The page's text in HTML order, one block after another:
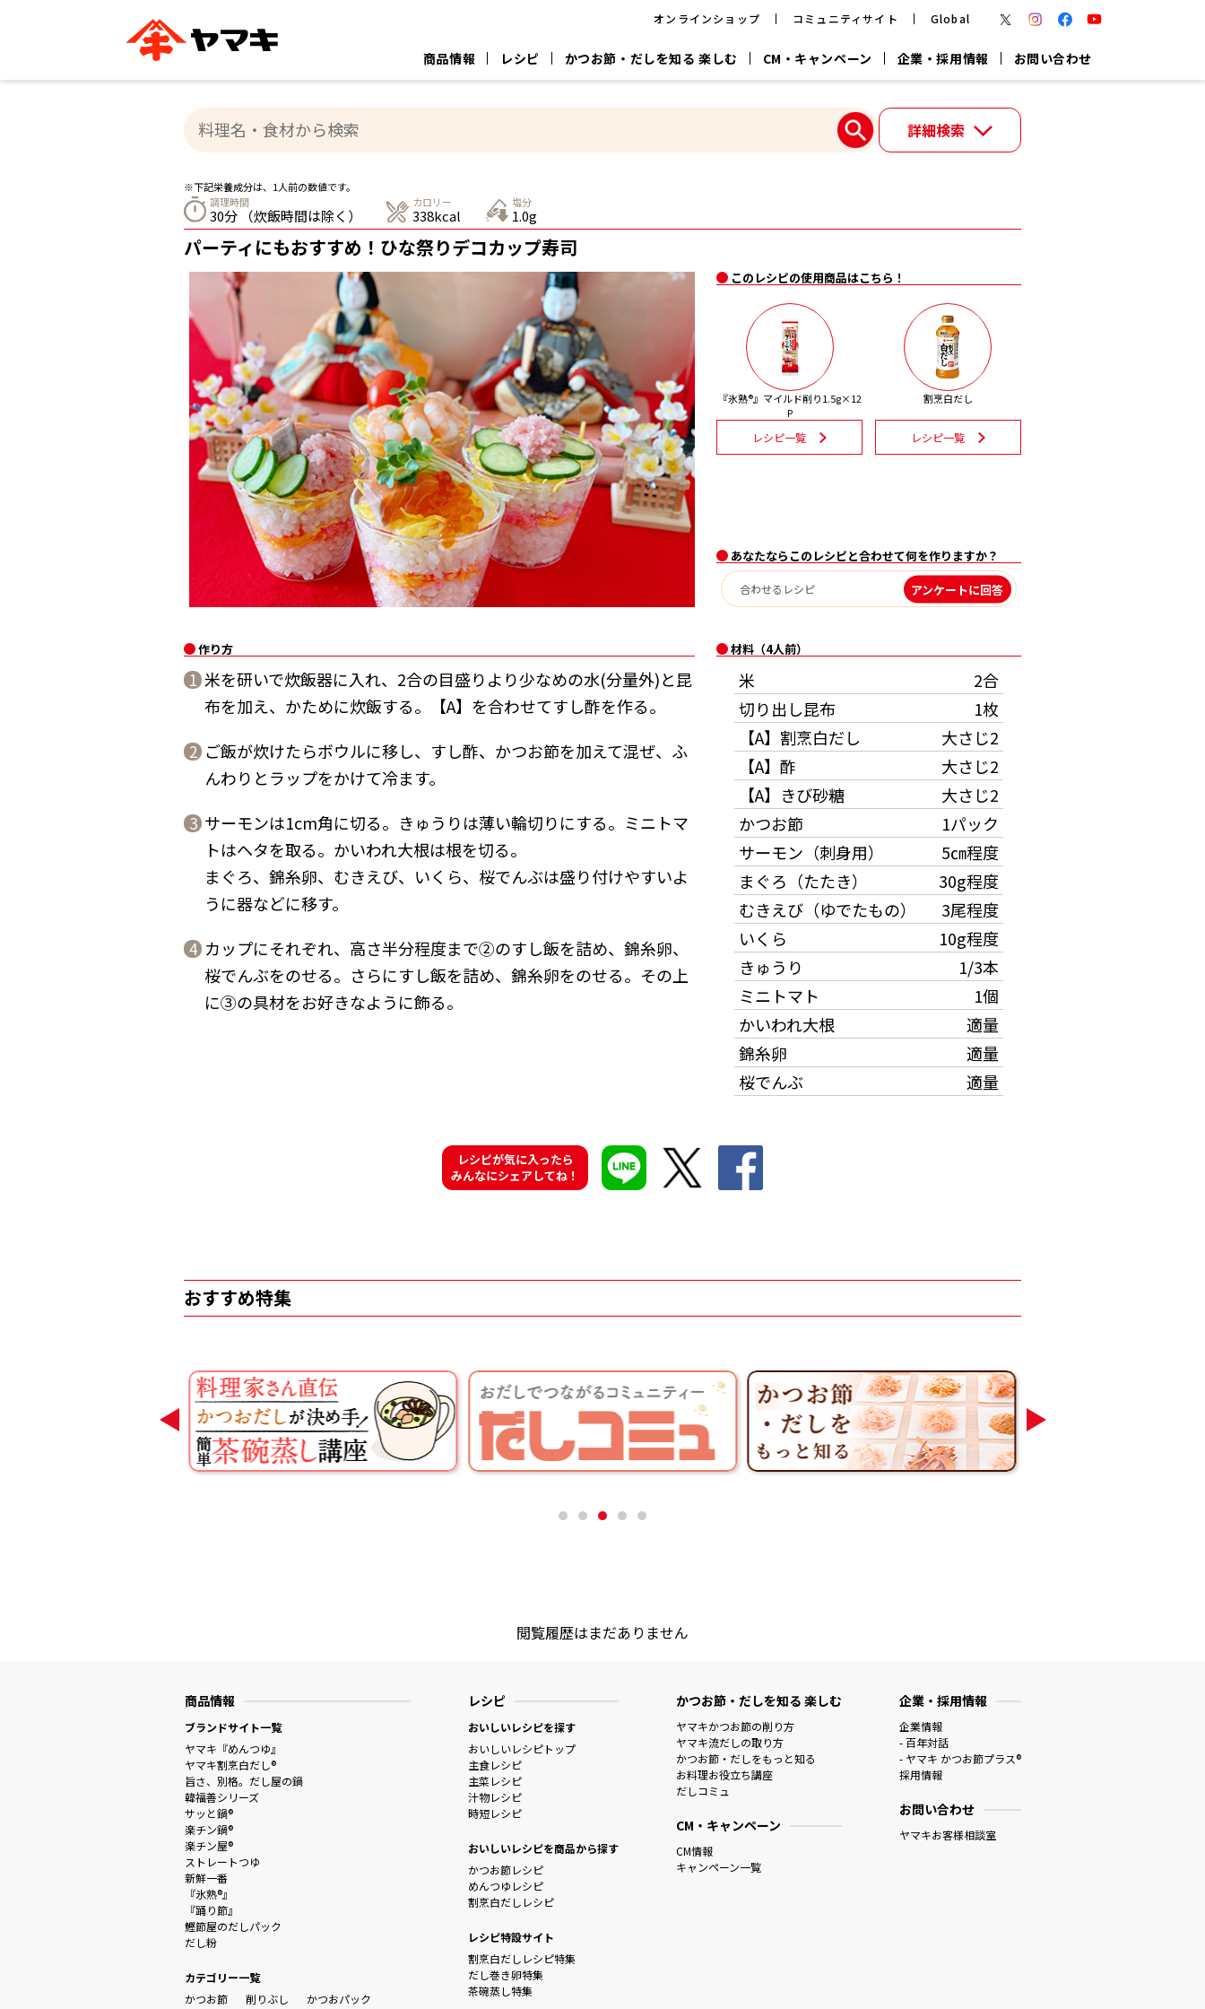
オンラインショップ コミュニティサイト Global
商品情報 レシピ かつお節・だしを知る 楽しむ CM・キャンペーン 企業・採用情報 お問い合わせ
ヤマキ
ヤマキ
楽チン鍋® 楽チン屋®
ストレート
つゆ
新鮮一番 『氷熟®』
カテゴリー別
削りぶし かつおパック 煮干 粉末 だしの素 だしパック 白だし 鍋つゆ
おいしいレシピTOP
汁物レシピ
レシピ特設サイト
ヤマキかつお節の削り方 ヤマキ流だしの取り方
CM情報
企業情報 ヤマキ かつお節プラス®
ジョブリターン制
詳細検索
※下記栄養成分は、1人前の数値です。
調理時間
30分 （炊飯時間は除く）
カロリー
338kcal
塩分
1.0g
パーティにもおすすめ！ひな祭りデコカップ寿司
このレシピの使用商品はこちら！
『氷熟®』マイルド削り1.5g×12
P
レシピ一覧
割烹白だし
レシピ一覧
あなたならこのレシピと合わせて何を作りますか？
アンケートに回答
作り方
1 米を研いで炊飯器に入れ、2合の目盛りより少なめの水(分量外)と昆
布を加え、かために炊飯する。【A】を合わせてすし酢を作る。
2 ご飯が炊けたらボウルに移し、すし酢、かつお節を加えて混ぜ、ふ
んわりとラップをかけて冷ます。
3 サーモンは1cm角に切る。きゅうりは薄い輪切りにする。ミニトマ
トはヘタを取る。かいわれ大根は根を切る。
まぐろ、錦糸卵、むきえび、いくら、桜でんぶは盛り付けやすいよ
うに器などに移す。
4 カップにそれぞれ、高さ半分程度まで②のすし飯を詰め、錦糸卵、
桜でんぶをのせる。さらにすし飯を詰め、錦糸卵をのせる。その上
に③の具材をお好きなように飾る。
材料（4人前）
米
2合
切り出し昆布
1枚
【A】割烹白だし
大さじ2
【A】酢
大さじ2
【A】きび砂糖
大さじ2
かつお節
1パック
サーモン（刺身用）
5㎝程度
まぐろ（たたき）
30g程度
むきえび（ゆでたもの）
3尾程度
いくら
10g程度
きゅうり
1/3本
ミニトマト
1個
かいわれ大根
適量
錦糸卵
適量
桜でんぶ
適量
レシピが気に入ったら
みんなにシェアしてね！
おすすめ特集
閲覧履歴はまだありません
商品情報
ブランドサイト一覧
ヤマキ『めんつゆ』
ヤマキ割烹白だし®
旨さ、別格。だし屋の鍋
韓福善シリーズ
サッと鍋®
楽チン鍋®
楽チン屋®
ストレートつゆ
新鮮一番
『氷熟®』
『踊り節』
鰹節屋のだしパック
だし粉
カテゴリー一覧
かつお節
削りぶし
かつおパック
レシピ
おいしいレシピを探す
おいしいレシピトップ
主食レシピ
主菜レシピ
汁物レシピ
時短レシピ
おいしいレシピを商品から探す
かつお節レシピ
めんつゆレシピ
割烹白だしレシピ
レシピ特設サイト
割烹白だしレシピ特集
だし巻き卵特集
茶碗蒸し特集
かつお節・だしを知る 楽しむ
ヤマキかつお節の削り方
ヤマキ流だしの取り方
かつお節・だしをもっと知る
お料理お役立ち講座
だしコミュ
CM・キャンペーン
CM情報
キャンペーン一覧
企業・採用情報
企業情報
- 百年対話
- ヤマキ かつお節プラス®
採用情報
お問い合わせ
ヤマキお客様相談室